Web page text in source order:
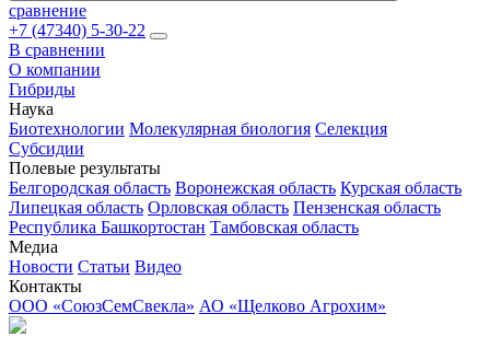
сравнение
+7 (47340) 5-30-22
В сравнении
О компании
Гибриды
Наука
Биотехнологии Молекулярная биология Селекция
Субсидии
Полевые результаты
Белгородская область Воронежская область Курская область
Липецкая область Орловская область Пензенская область
Республика Башкортостан Тамбовская область
Медиа
Новости Статьи Видео
Контакты
ООО «СоюзСемСвекла» АО «Щелково Агрохим»